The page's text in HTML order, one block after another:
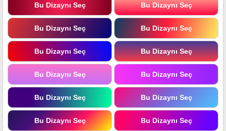
Bu Dizaynı Seç Bu Dizaynı Seç
Bu Dizaynı Seç Bu Dizaynı Seç
Bu Dizaynı Seç Bu Dizaynı Seç
Bu Dizaynı Seç Bu Dizaynı Seç
Bu Dizaynı Seç Bu Dizaynı Seç
Bu Dizaynı Seç Bu Dizaynı Seç